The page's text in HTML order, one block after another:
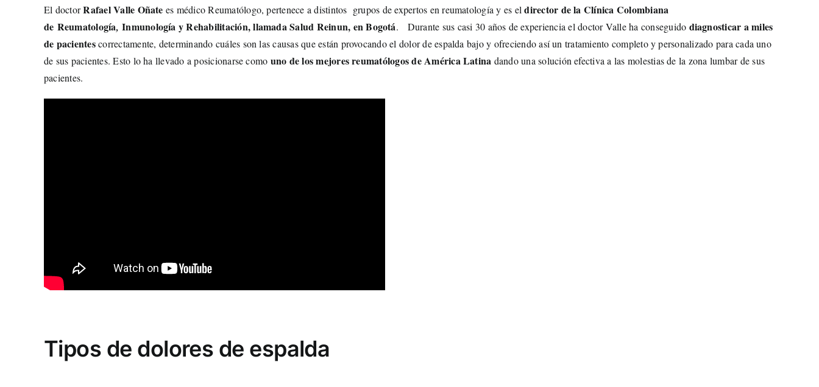
El doctorRafael Valle Oñate es médico Reumatólogo, pertenece a distintos grupos de expertos en reumatología y es eldirector de la Clínica Colombiana
de Reumatología, Inmunología y Rehabilitación, llamada Salud Reinun, en Bogotá. Durante sus casi 30 años de experiencia el doctor Valle ha conseguido diagnosticar a miles
de pacientescorrectamente, determinando cuáles son las causas que están provocando el dolor de espalda bajo y ofreciendo así un tratamiento completo y personalizado para cada uno
de sus pacientes. Esto lo ha llevado a posicionarse como uno de los mejores reumatólogos de América Latina dando una solución efectiva a las molestias de la zona lumbar de sus
pacientes.
Tipos de dolores de espalda